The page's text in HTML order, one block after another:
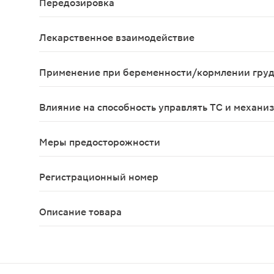
Передозировка
Лекарственное взаимодействие
Применение при беременности/кормлении
Влияние на способность управлять ТС и
Меры предосторожности
Регистрационный номер
Описание товара